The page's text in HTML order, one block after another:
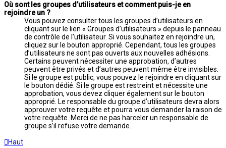
Où sont les groupes d’utilisateurs et comment puis-je en
rejoindre un ?
Vous pouvez consulter tous les groupes d’utilisateurs en
cliquant sur le lien « Groupes d’utilisateurs » depuis le panneau
de contrôle de l’utilisateur. Si vous souhaitez en rejoindre un,
cliquez sur le bouton approprié. Cependant, tous les groupes
d’utilisateurs ne sont pas ouverts aux nouvelles adhésions.
Certains peuvent nécessiter une approbation, d’autres
peuvent être privés et d’autres peuvent même être invisibles.
Si le groupe est public, vous pouvez le rejoindre en cliquant sur
le bouton dédié. Si le groupe est restreint et nécessite une
approbation, vous devez cliquer également sur le bouton
approprié. Le responsable du groupe d’utilisateurs devra alors
approuver votre requête et pourra vous demander la raison de
votre requête. Merci de ne pas harceler un responsable de
groupe s’il refuse votre demande.
Haut